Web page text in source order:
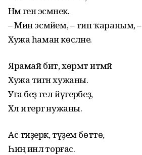
Нәмә генә эсмәнек.
– Мин эсмәйем, – тип ҡараным, –
Хужа һаман көсләне.
Ярамай бит, хөрмәт итмәй
Хужа тигән хужаны.
Уға беҙ гел йүгерәбеҙ,
Хәл итергә нужаны.
Ас тиҙерәк, түҙем бөттө,
Һиңә инәлә торғас.